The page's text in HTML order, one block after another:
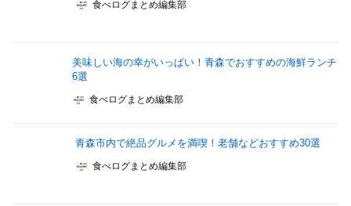
食べログまとめ編集部
美味しい海の幸がいっぱい！青森でおすすめの海鮮ランチ
6選
食べログまとめ編集部
青森市内で絶品グルメを満喫！老舗などおすすめ30選
食べログまとめ編集部